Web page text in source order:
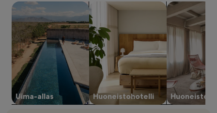
2
aikuiselle.
Hinnat
ja
saatavuus
voivat
muuttua.
Muita
ehtoja
saatetaan
soveltaa.
Uima-allas
hae uima-altaalla varustettuja majoituspaikkoja
Huoneistohotelli
hae huoneistohotelleja
Huoneisto
hae